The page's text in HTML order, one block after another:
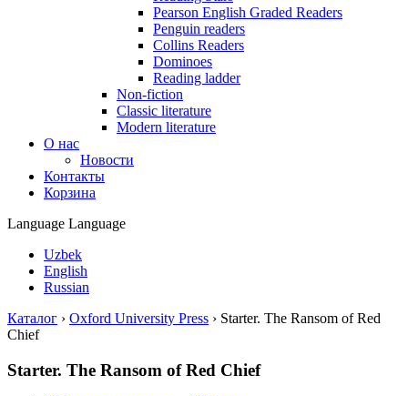
Pearson English Graded Readers
Penguin readers
Collins Readers
Dominoes
Reading ladder
Non-fiction
Classic literature
Modern literature
О нас
Новости
Контакты
Корзина
Language Language
Uzbek
English
Russian
Каталог › Oxford University Press › Starter. The Ransom of Red
Chief
Starter. The Ransom of Red Chief